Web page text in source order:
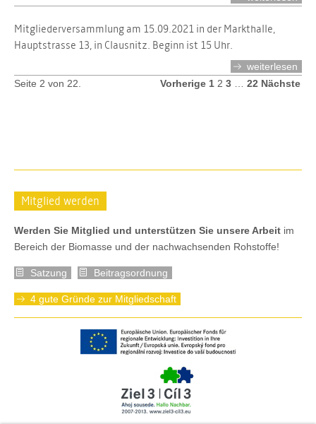
Mitgliederversammlung am 15.09.2021 in der Markthalle,
Hauptstrasse 13, in Clausnitz. Beginn ist 15 Uhr.
weiterlesen
Seite 2 von 22.
Vorherige 1 2 3 22 Nächste
Mitglied werden
Werden Sie Mitglied und unterstützen Sie unsere Arbeit im
Bereich der Biomasse und der nachwachsenden Rohstoffe!
Satzung Beitragsordnung
4 gute Gründe zur Mitgliedschaft